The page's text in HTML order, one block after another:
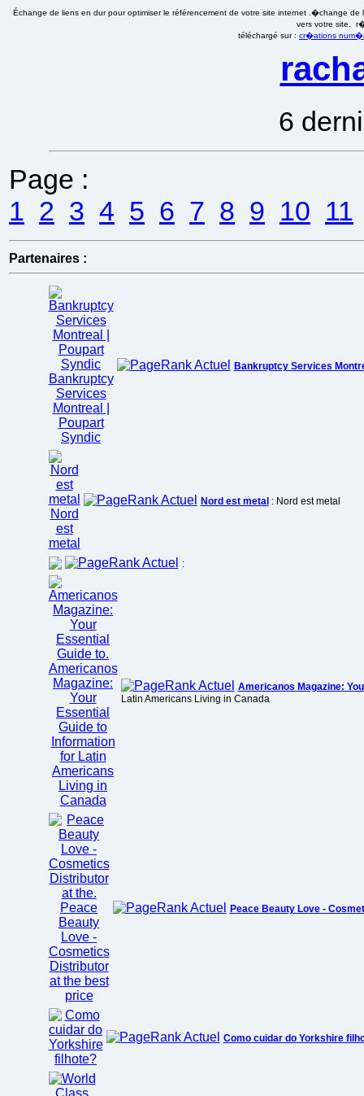
Échange de liens en dur pour optimiser le référencement de votre site internet .�change
vers votre site.
téléchargé sur : cr�ations
6
Page :
1 2 3 4 5 6 7 8 9 10 11
Partenaires :
Bankruptcy Services
Nord est metal : Nord est metal
:
Americanos Magazine:
Latin Americans Living in Canada
Peace Beauty Love -
Como cuidar do Yorkshire